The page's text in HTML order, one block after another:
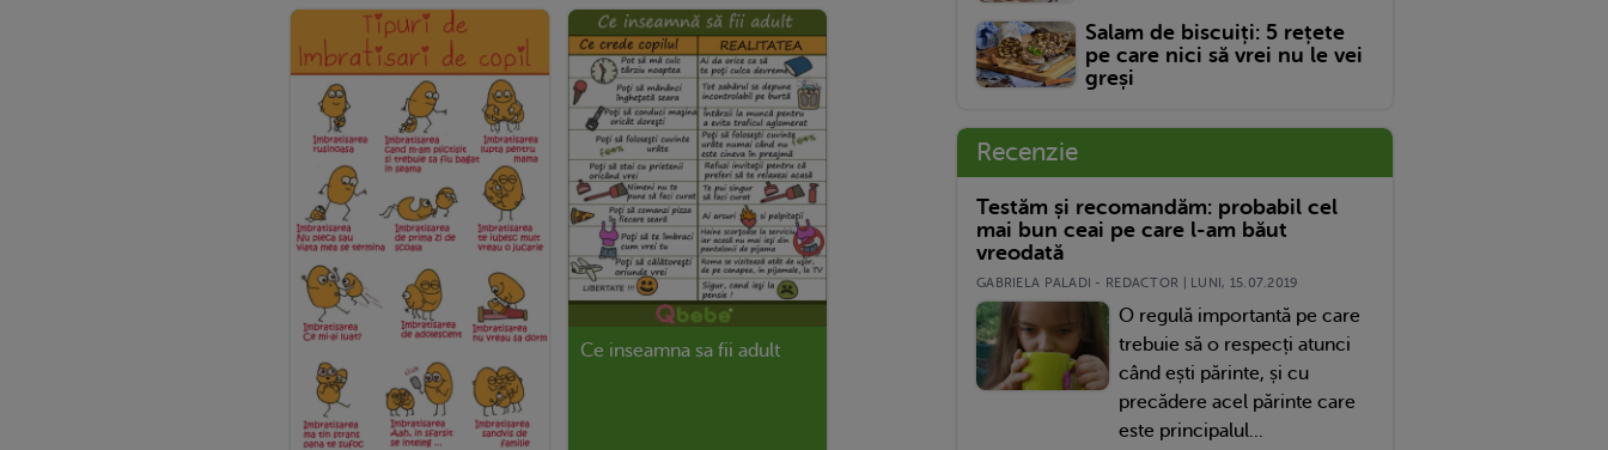
Ce inseamna sa fii adult
Salam de biscuiți: 5 rețete
pe care nici să vrei nu le vei
greși
Recenzie
Testăm și recomandăm: probabil cel
mai bun ceai pe care l-am băut
vreodată
GABRIELA PALADI - REDACTOR | LUNI, 15.07.2019
O regulă importantă pe care
trebuie să o respecți atunci
când ești părinte, și cu
precădere acel părinte care
este principalul...